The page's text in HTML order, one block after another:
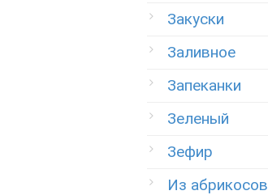
Закуски
Заливное
Запеканки
Зеленый
Зефир
Из абрикосов